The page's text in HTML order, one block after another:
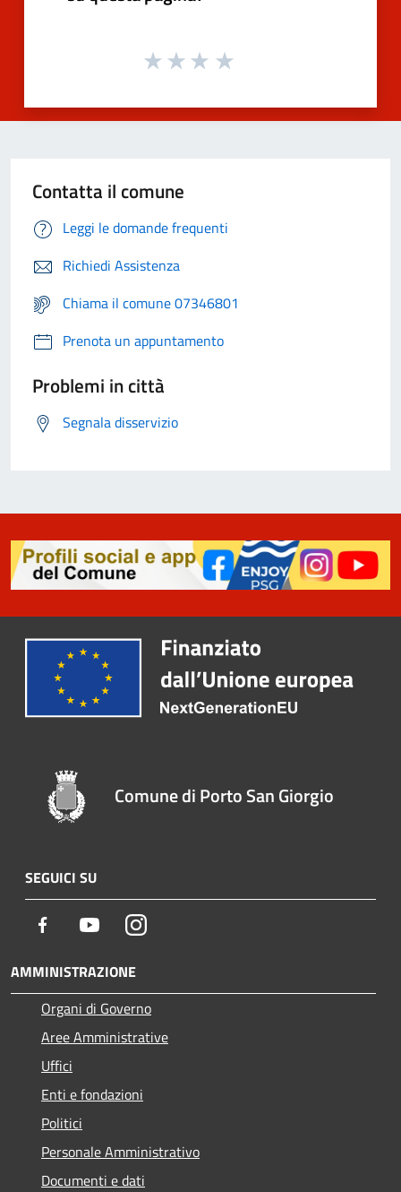
Contatta il comune
Leggi le domande frequenti
Richiedi Assistenza
Chiama il comune 07346801
Prenota un appuntamento
Problemi in città
Segnala disservizio
Comune di Porto San Giorgio
SEGUICI SU
Facebook YoutubeInstagram
AMMINISTRAZIONE
Organi di Governo
Aree Amministrative
Uffici
Enti e fondazioni
Politici
Personale Amministrativo
Documenti e dati